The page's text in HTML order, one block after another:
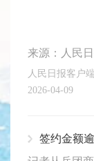
来源：人民
人民日报客户端
2026-04-09